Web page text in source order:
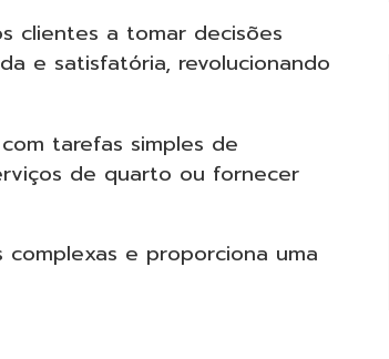
clientes a tomar decisões
e satisfatória, revolucionando
tarefas simples de
de quarto ou fornecer
e proporciona uma